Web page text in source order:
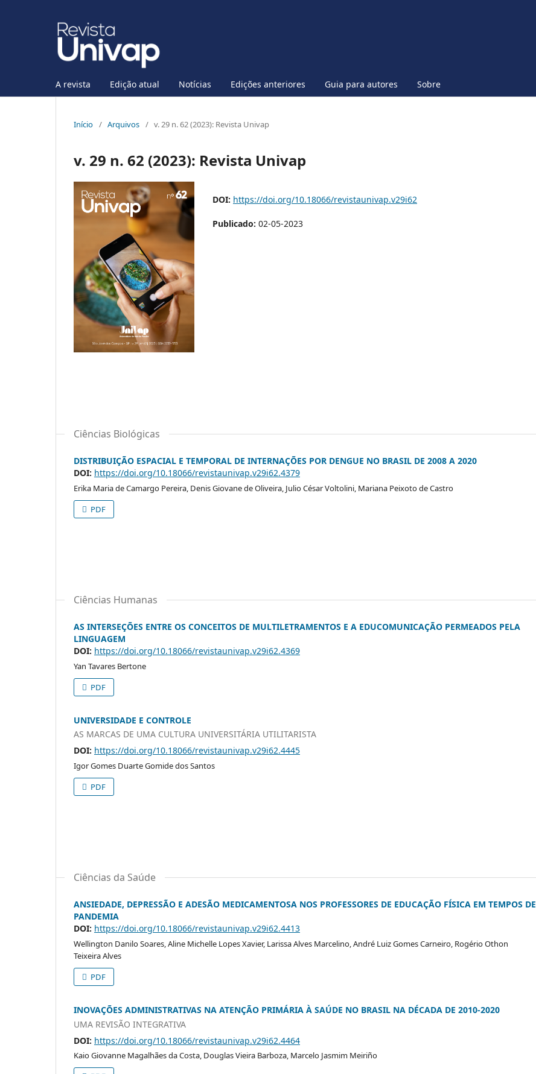
A revista Edição atual Notícias Edições anteriores Guia para autores Sobre
Início / Arquivos / v. 29 n. 62 (2023): Revista Univap
v. 29 n. 62 (2023): Revista Univap
DOI: https://doi.org/10.18066/revistaunivap.v29i62
Publicado: 02-05-2023
Ciências Biológicas
DISTRIBUIÇÃO ESPACIAL E TEMPORAL DE INTERNAÇÕES POR DENGUE NO BRASIL DE 2008 A 2020
DOI: https://doi.org/10.18066/revistaunivap.v29i62.4379
Erika Maria de Camargo Pereira, Denis Giovane de Oliveira, Julio César Voltolini, Mariana Peixoto de Castro
PDF
Ciências Humanas
AS INTERSEÇÕES ENTRE OS CONCEITOS DE MULTILETRAMENTOS E A EDUCOMUNICAÇÃO PERMEADOS PELA
LINGUAGEM
DOI: https://doi.org/10.18066/revistaunivap.v29i62.4369
Yan Tavares Bertone
PDF
UNIVERSIDADE E CONTROLE
AS MARCAS DE UMA CULTURA UNIVERSITÁRIA UTILITARISTA
DOI: https://doi.org/10.18066/revistaunivap.v29i62.4445
Igor Gomes Duarte Gomide dos Santos
PDF
Ciências da Saúde
ANSIEDADE, DEPRESSÃO E ADESÃO MEDICAMENTOSA NOS PROFESSORES DE EDUCAÇÃO FÍSICA EM TEMPOS DE
PANDEMIA
DOI: https://doi.org/10.18066/revistaunivap.v29i62.4413
Wellington Danilo Soares, Aline Michelle Lopes Xavier, Larissa Alves Marcelino, André Luiz Gomes Carneiro, Rogério Othon
Teixeira Alves
PDF
INOVAÇÕES ADMINISTRATIVAS NA ATENÇÃO PRIMÁRIA À SAÚDE NO BRASIL NA DÉCADA DE 2010-2020
UMA REVISÃO INTEGRATIVA
DOI: https://doi.org/10.18066/revistaunivap.v29i62.4464
Kaio Giovanne Magalhães da Costa, Douglas Vieira Barboza, Marcelo Jasmim Meiriño